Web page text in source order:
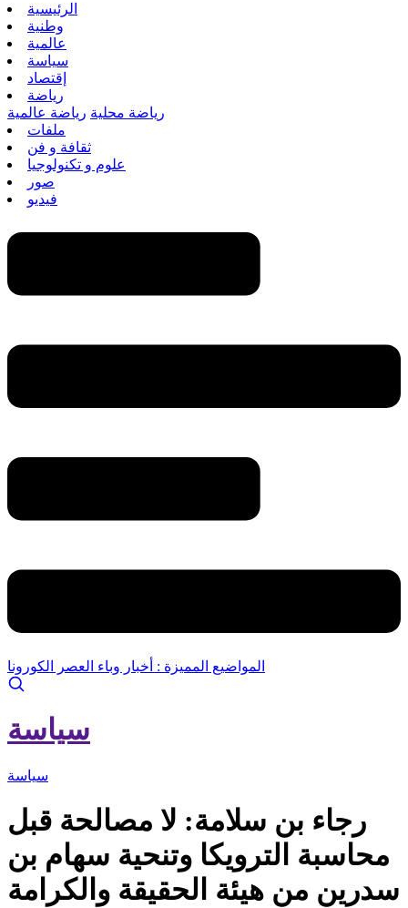
الرئيسية
وطنية
عالمية
سياسة
إقتصاد
رياضة
رياضة محلية رياضة عالمية
ملفات
ثقافة و فن
علوم و تكنولوجيا
صور
فيديو
المواضيع المميزة : أخبار وباء العصر الكورونا
سياسة
سياسة
رجاء بن سلامة: لا مصالحة قبل
محاسبة الترويكا وتنحية سهام بن
سدرين من هيئة الحقيقة والكرامة